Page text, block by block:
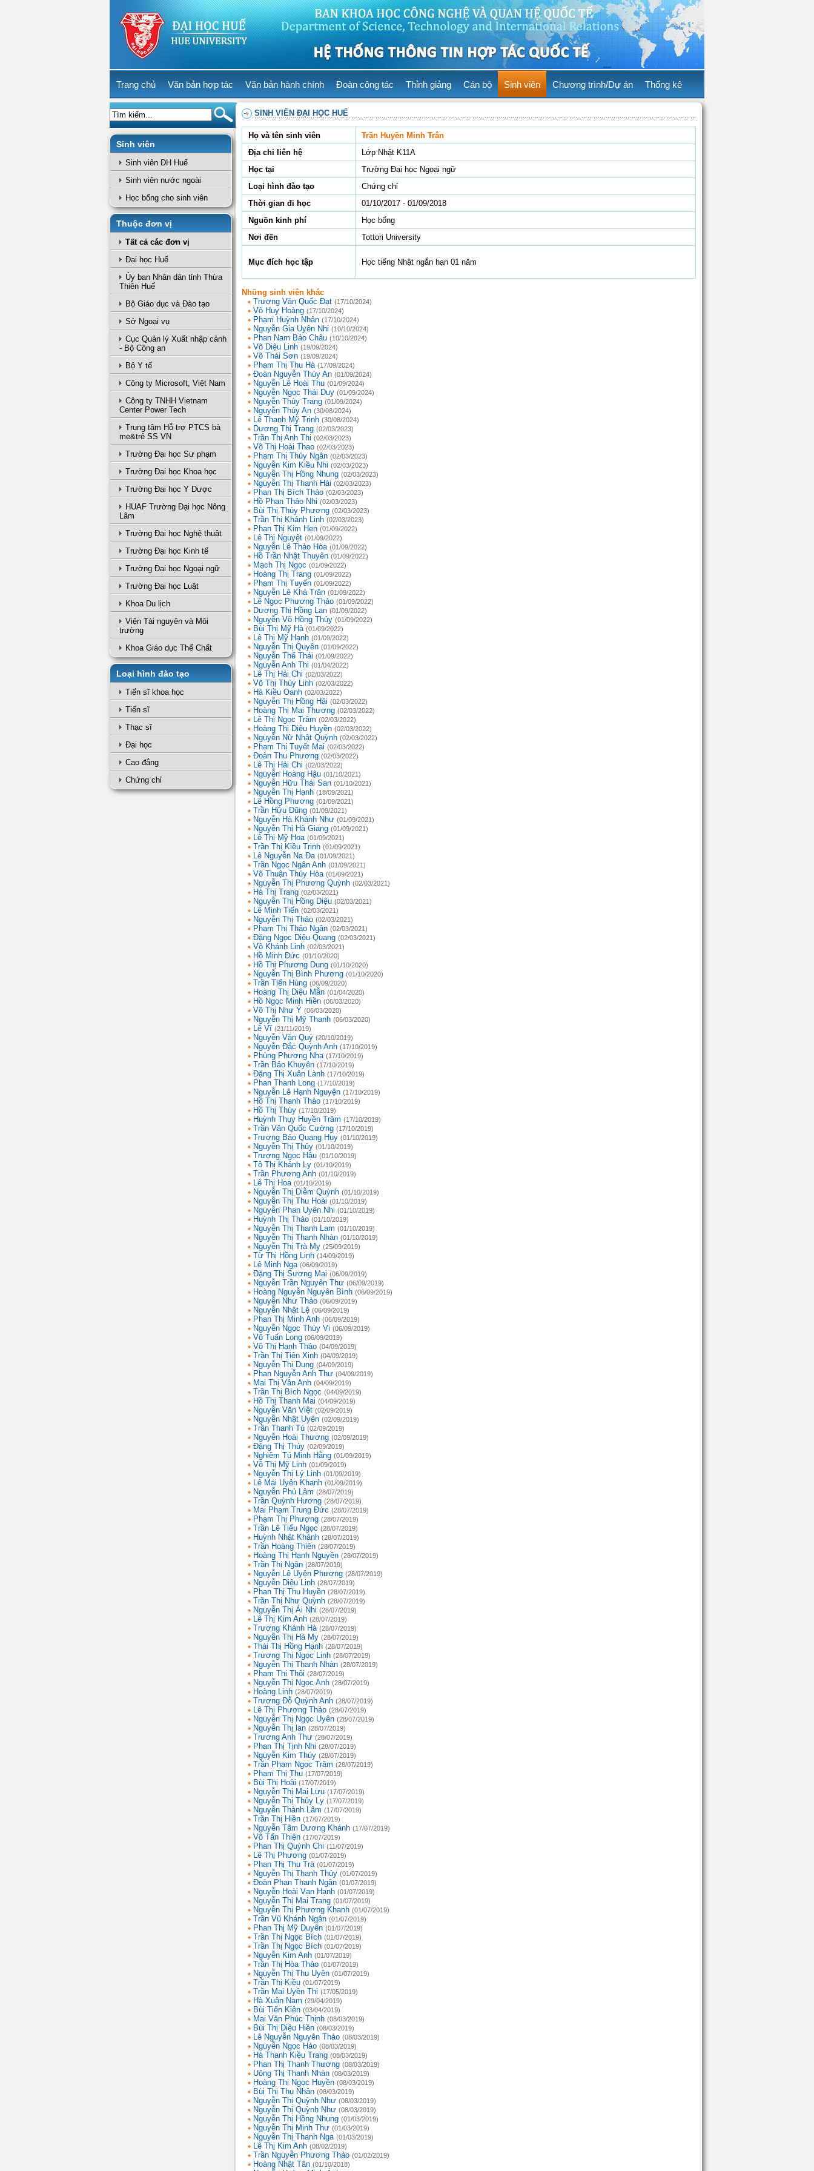
Trang chủ Văn bản hợp tác Văn bản hành chính Đoàn công tác Thỉnh giảng Cán bộ Sinh viên Chương trình/Dự án Thống kê
Sinh viên
Sinh viên ĐH Huế
Sinh viên nước ngoài
Học bổng cho sinh viên
Thuộc đơn vị
Tất cả các đơn vị
Đại học Huế
Ủy ban Nhân dân tỉnh Thừa
Thiên Huế
Bộ Giáo dục và Đào tạo
Sở Ngoại vụ
Cục Quản lý Xuất nhập cảnh
- Bộ Công an
Bộ Y tế
Công ty Microsoft, Việt Nam
Công ty TNHH Vietnam
Center Power Tech
Trung tâm Hỗ trợ PTCS bà
mẹ&trẻ SS VN
Trường Đại học Sư phạm
Trường Đại học Khoa học
Trường Đại học Y Dược
HUAF Trường Đại học Nông
Lâm
Trường Đại học Nghệ thuật
Trường Đại học Kinh tế
Trường Đại học Ngoại ngữ
Trường Đại học Luật
Khoa Du lịch
Viện Tài nguyên và Môi
trường
Khoa Giáo dục Thể Chất
Loại hình đào tạo
Tiến sĩ khoa học
Tiến sĩ
Thạc sĩ
Đại học
Cao đẳng
Chứng chỉ
SINH VIÊN ĐẠI HỌC HUẾ
Họ và tên sinh viên
Trần Huyền Minh Trân
Địa chỉ liên hệ
Lớp Nhật K11A
Học tại
Trường Đại học Ngoại ngữ
Loại hình đào tạo
Chứng chỉ
Thời gian đi học
01/10/2017 - 01/09/2018
Nguồn kinh phí
Học bổng
Nơi đến
Tottori University
Mục đích học tập Học tiếng Nhật ngắn hạn 01 năm
Những sinh viên khác
Trương Văn Quốc Đạt (17/10/2024)
Võ Huy Hoàng (17/10/2024)
Phạm Huỳnh Nhân (17/10/2024)
Nguyễn Gia Uyên Nhi (10/10/2024)
Phan Nam Bảo Châu (10/10/2024)
Võ Diệu Linh (19/09/2024)
Võ Thái Sơn (19/09/2024)
Phạm Thị Thu Hà (17/09/2024)
Đoàn Nguyễn Thùy An (01/09/2024)
Nguyễn Lê Hoài Thu (01/09/2024)
Nguyễn Ngọc Thái Duy (01/09/2024)
Nguyễn Thùy Trang (01/09/2024)
Nguyễn Thúy An (30/08/2024)
Lê Thanh Mỹ Trinh (30/08/2024)
Dương Thị Trang (02/03/2023)
Trần Thị Anh Thi (02/03/2023)
Võ Thị Hoài Thao (02/03/2023)
Phạm Thị Thủy Ngân (02/03/2023)
Nguyễn Kim Kiều Nhi (02/03/2023)
Nguyễn Thị Hồng Nhung (02/03/2023)
Nguyễn Thị Thanh Hải (02/03/2023)
Phan Thị Bích Thảo (02/03/2023)
Hồ Phan Thảo Nhi (02/03/2023)
Bùi Thị Thúy Phương (02/03/2023)
Trần Thị Khánh Linh (02/03/2023)
Phan Thị Kim Hẹn (01/09/2022)
Lê Thị Nguyệt (01/09/2022)
Nguyễn Lê Thảo Hòa (01/09/2022)
Hồ Trần Nhật Thuyên (01/09/2022)
Mạch Thị Ngọc (01/09/2022)
Hoàng Thị Trang (01/09/2022)
Phạm Thị Tuyến (01/09/2022)
Nguyễn Lê Khả Trân (01/09/2022)
Lê Ngọc Phương Thảo (01/09/2022)
Dương Thị Hồng Lan (01/09/2022)
Nguyễn Võ Hồng Thủy (01/09/2022)
Bùi Thị Mỹ Hà (01/09/2022)
Lê Thị Mỹ Hạnh (01/09/2022)
Nguyễn Thị Quyên (01/09/2022)
Nguyễn Thế Thái (01/09/2022)
Nguyễn Anh Thi (01/04/2022)
Lê Thị Hải Chi (02/03/2022)
Võ Thị Thùy Linh (02/03/2022)
Hà Kiều Oanh (02/03/2022)
Nguyễn Thị Hồng Hải (02/03/2022)
Hoàng Thị Mai Thương (02/03/2022)
Lê Thị Ngọc Trâm (02/03/2022)
Hoàng Thị Diệu Huyền (02/03/2022)
Nguyễn Nữ Nhật Quỳnh (02/03/2022)
Phạm Thị Tuyết Mai (02/03/2022)
Đoàn Thu Phương (02/03/2022)
Lê Thị Hải Chi (02/03/2022)
Nguyễn Hoàng Hậu (01/10/2021)
Nguyễn Hữu Thái San (01/10/2021)
Nguyễn Thị Hạnh (18/09/2021)
Lê Hồng Phương (01/09/2021)
Trần Hữu Dũng (01/09/2021)
Nguyễn Hà Khánh Như (01/09/2021)
Nguyễn Thị Hà Giang (01/09/2021)
Lê Thị Mỹ Hoa (01/09/2021)
Trần Thị Kiều Trinh (01/09/2021)
Lê Nguyễn Na Đa (01/09/2021)
Trần Ngọc Ngân Anh (01/09/2021)
Võ Thuận Thúy Hòa (01/09/2021)
Nguyễn Thị Phương Quỳnh (02/03/2021)
Hà Thị Trang (02/03/2021)
Nguyễn Thị Hồng Diệu (02/03/2021)
Lê Minh Tiến (02/03/2021)
Nguyễn Thị Thảo (02/03/2021)
Phạm Thị Thảo Ngân (02/03/2021)
Đặng Ngọc Diệu Quang (02/03/2021)
Võ Khánh Linh (02/03/2021)
Hồ Minh Đức (01/10/2020)
Hồ Thị Phương Dung (01/10/2020)
Nguyễn Thị Bình Phương (01/10/2020)
Trần Tiến Hùng (06/09/2020)
Hoàng Thị Diệu Mẫn (01/04/2020)
Hồ Ngọc Minh Hiền (06/03/2020)
Võ Thị Như Ý (06/03/2020)
Nguyễn Thị Mỹ Thanh (06/03/2020)
Lê Vĩ (21/11/2019)
Nguyễn Văn Quý (20/10/2019)
Nguyễn Đắc Quỳnh Anh (17/10/2019)
Phùng Phương Nha (17/10/2019)
Trần Bảo Khuyên (17/10/2019)
Đặng Thị Xuân Lành (17/10/2019)
Phan Thanh Long (17/10/2019)
Nguyễn Lê Hạnh Nguyện (17/10/2019)
Hồ Thị Thanh Thảo (17/10/2019)
Hồ Thị Thùy (17/10/2019)
Huỳnh Thụy Huyền Trâm (17/10/2019)
Trần Văn Quốc Cường (17/10/2019)
Trương Bảo Quang Huy (01/10/2019)
Nguyễn Thị Thủy (01/10/2019)
Trương Ngọc Hậu (01/10/2019)
Tô Thị Khánh Ly (01/10/2019)
Trần Phương Anh (01/10/2019)
Lê Thị Hoa (01/10/2019)
Nguyễn Thị Diễm Quỳnh (01/10/2019)
Nguyễn Thị Thu Hoài (01/10/2019)
Nguyễn Phan Uyên Nhi (01/10/2019)
Huỳnh Thị Thảo (01/10/2019)
Nguyễn Thị Thanh Lam (01/10/2019)
Nguyễn Thị Thanh Nhàn (01/10/2019)
Nguyễn Thị Trà My (25/09/2019)
Từ Thị Hồng Linh (14/09/2019)
Lê Minh Nga (06/09/2019)
Đặng Thị Sương Mai (06/09/2019)
Nguyễn Trần Nguyên Thư (06/09/2019)
Hoàng Nguyễn Nguyên Bình (06/09/2019)
Nguyễn Như Thảo (06/09/2019)
Nguyễn Nhật Lệ (06/09/2019)
Phan Thị Minh Anh (06/09/2019)
Nguyễn Ngọc Thùy Vi (06/09/2019)
Võ Tuấn Long (06/09/2019)
Võ Thị Hạnh Thảo (04/09/2019)
Trần Thị Tiên Xinh (04/09/2019)
Nguyễn Thị Dung (04/09/2019)
Phan Nguyễn Anh Thư (04/09/2019)
Mai Thị Vân Anh (04/09/2019)
Trần Thị Bích Ngọc (04/09/2019)
Hồ Thị Thanh Mai (04/09/2019)
Nguyễn Văn Việt (02/09/2019)
Nguyễn Nhật Uyên (02/09/2019)
Trần Thanh Tú (02/09/2019)
Nguyễn Hoài Thương (02/09/2019)
Đặng Thị Thúy (02/09/2019)
Nghiêm Tú Minh Hằng (01/09/2019)
Võ Thị Mỹ Linh (01/09/2019)
Nguyễn Thị Lý Linh (01/09/2019)
Lê Mai Uyên Khanh (01/09/2019)
Nguyễn Phú Lâm (28/07/2019)
Trần Quỳnh Hương (28/07/2019)
Mai Phạm Trung Đức (28/07/2019)
Phạm Thị Phượng (28/07/2019)
Trần Lê Tiểu Ngọc (28/07/2019)
Huỳnh Nhật Khánh (28/07/2019)
Trần Hoàng Thiên (28/07/2019)
Hoàng Thị Hạnh Nguyên (28/07/2019)
Trần Thị Ngân (28/07/2019)
Nguyễn Lê Uyên Phương (28/07/2019)
Nguyễn Diệu Linh (28/07/2019)
Phan Thị Thu Huyền (28/07/2019)
Trần Thị Như Quỳnh (28/07/2019)
Nguyễn Thị Ái Nhi (28/07/2019)
Lê Thị Kim Anh (28/07/2019)
Trương Khánh Hà (28/07/2019)
Nguyễn Thị Hà My (28/07/2019)
Thái Thị Hồng Hạnh (28/07/2019)
Trương Thị Ngọc Linh (28/07/2019)
Nguyễn Thị Thanh Nhàn (28/07/2019)
Phạm Thi Thôi (28/07/2019)
Nguyễn Thị Ngọc Anh (28/07/2019)
Hoàng Linh (28/07/2019)
Trương Đỗ Quỳnh Anh (28/07/2019)
Lê Thị Phương Thảo (28/07/2019)
Nguyễn Thị Ngọc Uyên (28/07/2019)
Nguyễn Thị lan (28/07/2019)
Trương Anh Thư (28/07/2019)
Phan Thị Tịnh Nhi (28/07/2019)
Nguyễn Kim Thúy (28/07/2019)
Trần Phạm Ngọc Trâm (28/07/2019)
Phạm Thị Thu (17/07/2019)
Bùi Thị Hoài (17/07/2019)
Nguyễn Thị Mai Lưu (17/07/2019)
Nguyễn Thị Thủy Ly (17/07/2019)
Nguyễn Thành Lâm (17/07/2019)
Trần Thị Hiền (17/07/2019)
Nguyễn Tâm Dương Khánh (17/07/2019)
Võ Tấn Thiện (17/07/2019)
Phan Thị Quỳnh Chi (11/07/2019)
Lê Thị Phương (01/07/2019)
Phan Thị Thu Trà (01/07/2019)
Nguyễn Thị Thanh Thủy (01/07/2019)
Đoàn Phan Thanh Ngân (01/07/2019)
Nguyễn Hoài Vạn Hạnh (01/07/2019)
Nguyễn Thị Mai Trang (01/07/2019)
Nguyễn Thị Phương Khanh (01/07/2019)
Trần Vũ Khánh Ngân (01/07/2019)
Phan Thị Mỹ Duyên (01/07/2019)
Trần Thị Ngọc Bích (01/07/2019)
Trần Thị Ngọc Bích (01/07/2019)
Nguyễn Kim Anh (01/07/2019)
Trần Thị Hòa Thảo (01/07/2019)
Nguyễn Thị Thu Uyên (01/07/2019)
Trần Thị Kiều (01/07/2019)
Trần Mai Uyên Thi (17/05/2019)
Hà Xuân Nam (29/04/2019)
Bùi Tiến Kiện (03/04/2019)
Mai Văn Phúc Thịnh (08/03/2019)
Bùi Thị Diệu Hiền (08/03/2019)
Lê Nguyễn Nguyên Thảo (08/03/2019)
Nguyễn Ngọc Hảo (08/03/2019)
Hà Thanh Kiều Trang (08/03/2019)
Phan Thị Thanh Thương (08/03/2019)
Uông Thị Thanh Nhàn (08/03/2019)
Hoàng Thị Ngọc Huyền (08/03/2019)
Bùi Thị Thu Nhân (08/03/2019)
Nguyễn Thị Quỳnh Như (08/03/2019)
Nguyễn Thị Quỳnh Như (08/03/2019)
Nguyễn Thị Hồng Nhung (01/03/2019)
Nguyễn Thị Minh Thư (01/03/2019)
Nguyễn Thị Thanh Nga (01/03/2019)
Lê Thị Kim Anh (08/02/2019)
Trần Nguyễn Phương Thảo (01/02/2019)
Hoàng Nhật Tân (01/10/2018)